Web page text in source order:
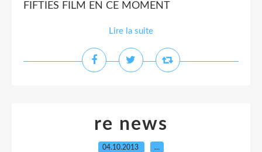
FIFTIES FILM EN CE MOMENT
Lire la suite
re news
04.10.2013 …